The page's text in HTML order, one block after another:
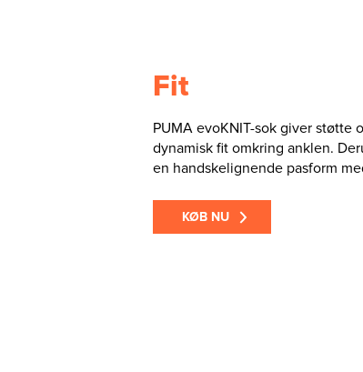
Fit
PUMA evoKNIT-sok giver
dynamisk fit omkring anklen.
en handskelignende pasform
KØB NU